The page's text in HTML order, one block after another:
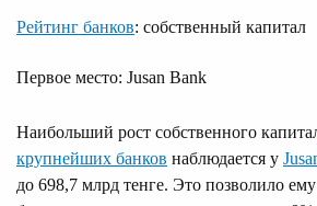
Рейтинг банков: собственный капитал
Первое место: Jusan Bank
Наибольший рост собственного
крупнейших банков наблюдается у
до 698,7 млрд тенге. Это позволило ему